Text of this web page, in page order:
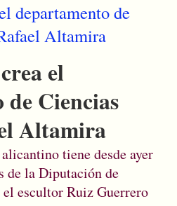
departamento de
Altamira
el
Ciencias
Altamira
tiene desde ayer
de la Diputación de
escultor Ruiz Guerrero